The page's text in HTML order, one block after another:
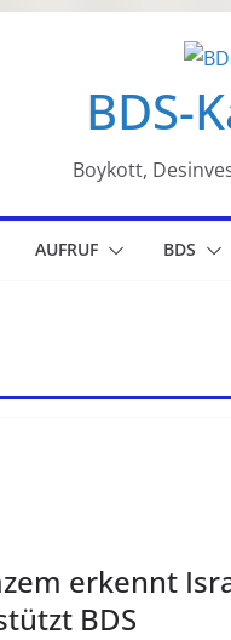
BDS-
Boykott,
AUFRUF BDS
erkennt
BDS